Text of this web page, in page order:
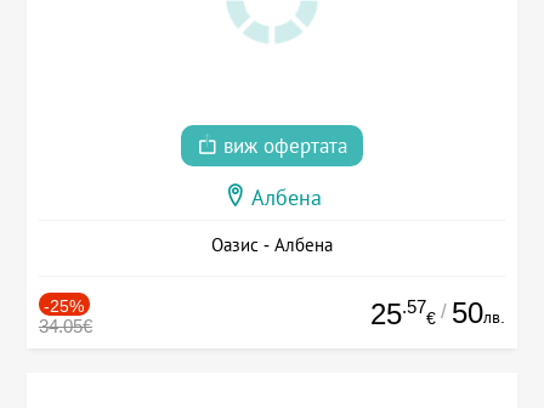
виж офертата
Албена
Оазис - Албена
-25%
34.05€ 25.57
€ / 50лв.